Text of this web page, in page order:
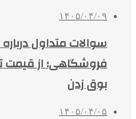
۱۴۰۵/۰۴/۰۹
سوالات متداول
فروشگاهی؛ از
بوق زدن
۱۴۰۵/۰۴/۰۵